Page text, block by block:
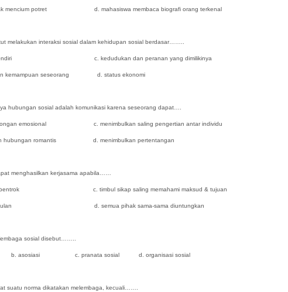
mencium potret d. mahasiswa membaca biografi orang terkenal
melakukan interaksi sosial dalam kehidupan sosial berdasar……..
sendiri c. kedudukan dan peranan yang dimilikinya
kemampuan seseorang d. status ekonomi
hubungan sosial adalah komunikasi karena seseorang dapat….
emosional c. menimbulkan saling pengertian antar individu
hubungan romantis d. menimbulkan pertentangan
menghasilkan kerjasama apabila……
bentrok c. timbul sikap saling memahami maksud & tujuan
d. semua pihak sama-sama diuntungkan
sosial disebut……..
asosiasi c. pranata sosial d. organisasi sosial
suatu norma dikatakan melembaga, kecuali…….